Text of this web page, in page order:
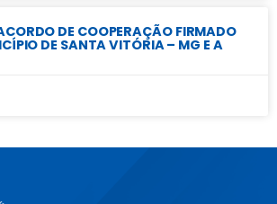
DE COOPERAÇÃO FIRMADO
DE SANTA VITÓRIA – MG E A